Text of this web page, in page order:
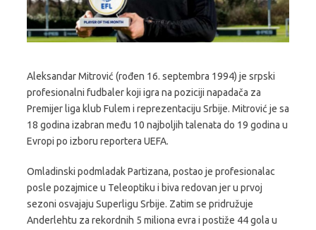
Aleksandar Mitrović (rođen 16. septembra 1994) je srpski
profesionalni fudbaler koji igra na poziciji napadača za
Premijer liga klub Fulem i reprezentaciju Srbije. Mitrović je sa
18 godina izabran među 10 najboljih talenata do 19 godina u
Evropi po izboru reportera UEFA.
Omladinski podmladak Partizana, postao je profesionalac
posle pozajmice u Teleoptiku i biva redovan jer u prvoj
sezoni osvajaju Superligu Srbije. Zatim se pridružuje
Anderlehtu za rekordnih 5 miliona evra i postiže 44 gola u